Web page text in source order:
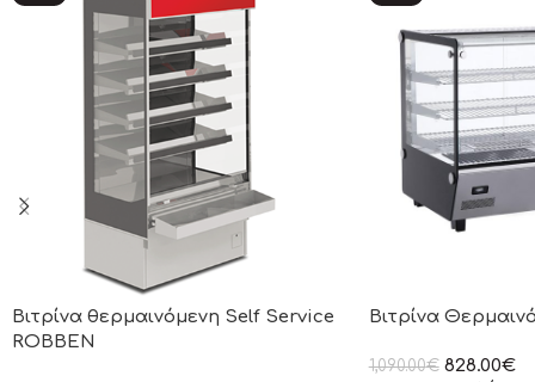
Βιτρίνα θερμαινόμενη Self Service
ROBBEN
Βιτρίνα
1,090.00€ 828.00€